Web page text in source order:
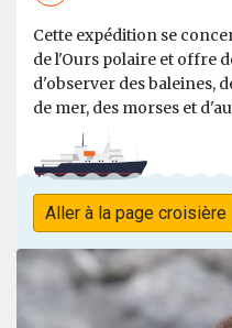
Cette expédition se
de l'Ours polaire et offre
d'observer des baleines,
de mer, des morses et
Aller à la page croisière